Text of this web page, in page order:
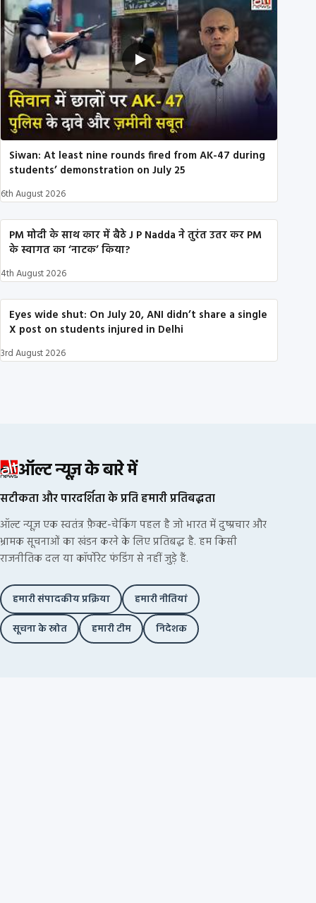
Siwan: At least nine rounds fired from AK-47 during
students’ demonstration on July 25
6th August 2026
PM मोदी के साथ कार में बैठे J P Nadda ने तुरंत उतर कर PM
के स्वागत का ‘नाटक’ किया?
4th August 2026
Eyes wide shut: On July 20, ANI didn’t share a single
X post on students injured in Delhi
3rd August 2026
ऑल्ट न्यूज़ के बारे में
सटीकता और पारदर्शिता के प्रति हमारी प्रतिबद्धता
ऑल्ट न्यूज़ एक स्वतंत्र फ़ैक्ट-चेकिंग पहल है जो भारत में दुष्प्रचार और
भ्रामक सूचनाओं का खंडन करने के लिए प्रतिबद्ध है. हम किसी
राजनीतिक दल या कॉर्पोरेट फंडिंग से नहीं जुड़े हैं.
हमारी संपादकीय प्रक्रिया
हमारी नीतियां
सूचना के स्रोत
हमारी टीम निदेशक